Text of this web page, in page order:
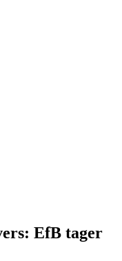
EfB tager